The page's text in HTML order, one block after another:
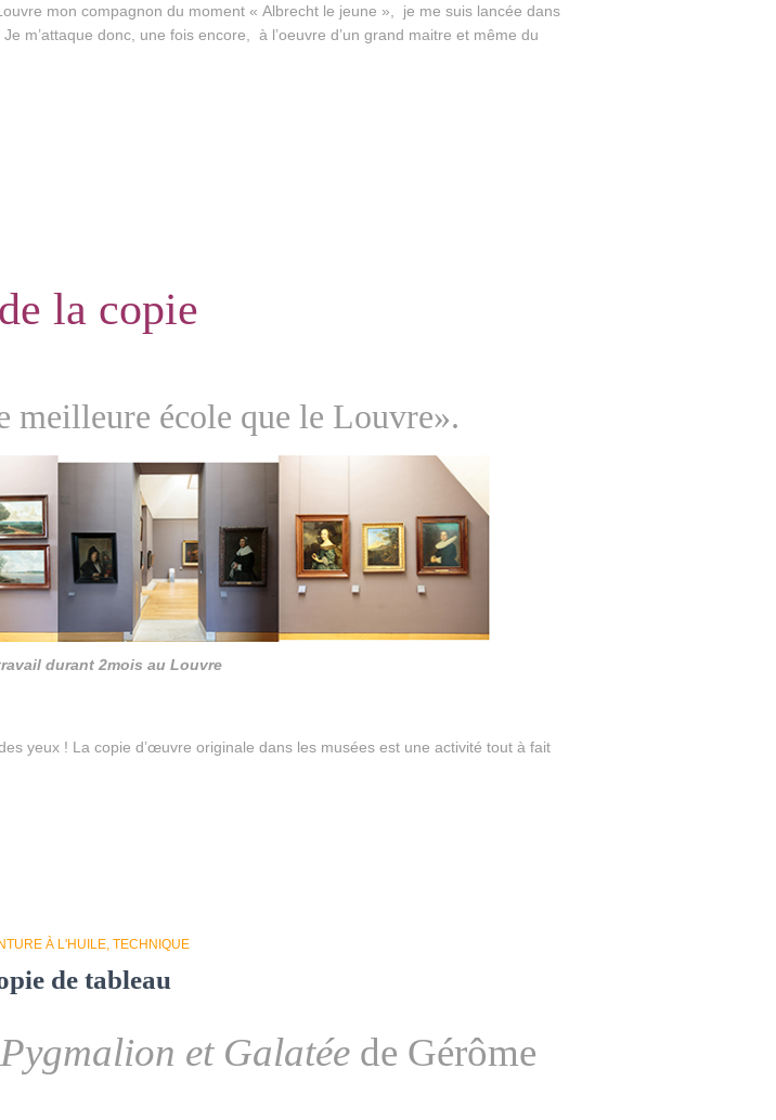
mon compagnon du moment « Albrecht le jeune », je me suis lancée dans
m’attaque donc, une fois encore, à l’oeuvre d’un grand maitre et même du
la copie
meilleure école que le Louvre».
durant 2mois au Louvre
yeux ! La copie d’œuvre originale dans les musées est une activité tout à fait
À L'HUILE TECHNIQUE
de tableau
Pygmalion et Galatéede Gérôme